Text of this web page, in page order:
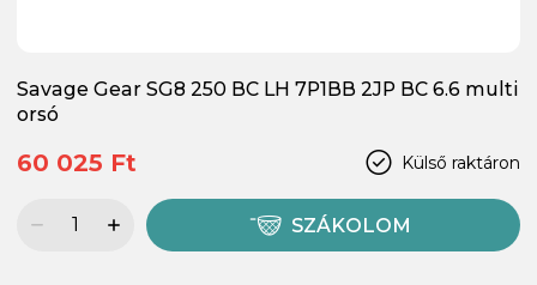
Savage Gear SG8 250 BC LH 7P1BB 2JP BC 6.6 multi
orsó
Külső raktáron
60 025 Ft
SZÁKOLOM